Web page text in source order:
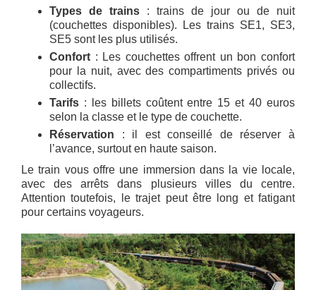
Types de trains : trains de jour ou de nuit
(couchettes disponibles). Les trains SE1, SE3,
SE5 sont les plus utilisés.
Confort : Les couchettes offrent un bon confort
pour la nuit, avec des compartiments privés ou
collectifs.
Tarifs : les billets coûtent entre 15 et 40 euros
selon la classe et le type de couchette.
Réservation : il est conseillé de réserver à
l’avance, surtout en haute saison.
Le train vous offre une immersion dans la vie locale,
avec des arrêts dans plusieurs villes du centre.
Attention toutefois, le trajet peut être long et fatigant
pour certains voyageurs.